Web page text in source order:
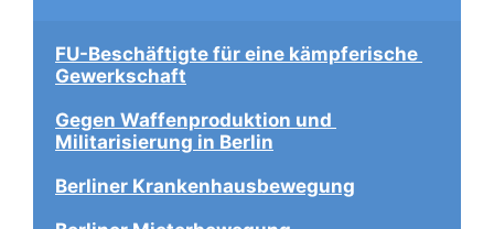
FU-Beschäftigte für eine kämpferische
Gewerkschaft
Gegen Waffenproduktion und
Militarisierung in Berlin
Berliner Krankenhausbewegung